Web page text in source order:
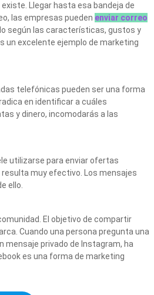
Llegar hasta esa bandeja de
las empresas pueden enviar correo
según las características, gustos y
un excelente ejemplo de marketing
telefónicas pueden ser una forma
en identificar a cuáles
y dinero, incomodarás a las
utilizarse para enviar ofertas
muy efectivo. Los mensajes
ello.
El objetivo de compartir
Cuando una persona pregunta una
mensaje privado de Instagram, ha
es una forma de marketing